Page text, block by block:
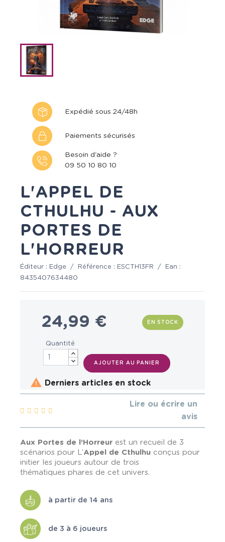
Expédié sous 24/48h
Paiements sécurisés
Besoin d'aide ?
09 50 10 80 10
L'APPEL DE
CTHULHU - AUX
PORTES DE
L'HORREUR
Éditeur : Edge / Référence : ESCTH13FR /
Ean :
8435407634480
24,99 € EN STOCK
Quantité
AJOUTER AU PANIER
 Derniers articles en stock
Lire ou écrire un
avis
Aux Portes de l’Horreur est un recueil de 3
scénarios pour L’Appel de Cthulhu conçus pour
initier les joueurs autour de trois
thématiques phares de cet univers.
à partir de 14 ans
de 3 à 6 joueurs